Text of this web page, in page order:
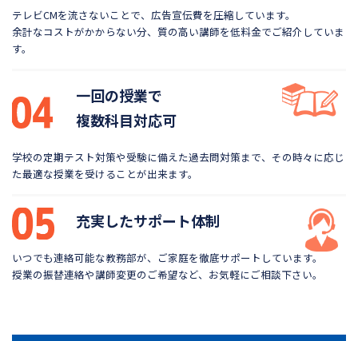
テレビCMを流さないことで、広告宣伝費を圧縮しています。
余計なコストがかからない分、質の高い講師を低料金でご紹介していま
す。
一回の授業で
複数科目対応可
学校の定期テスト対策や受験に備えた過去問対策まで、 その時々に応じ
た最適な授業を受けることが出来ます。
充実したサポート体制
いつでも連絡可能な教務部が、ご家庭を徹底サポートしています。
授業の振替連絡や講師変更のご希望など、お気軽にご相談下さい。